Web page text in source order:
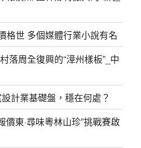
格世 多個媒體行業小說有名
周全復興的“漳州樣板”_中
計業基礎盤，穩在何處？
東·尋味粵林山珍”挑戰賽啟